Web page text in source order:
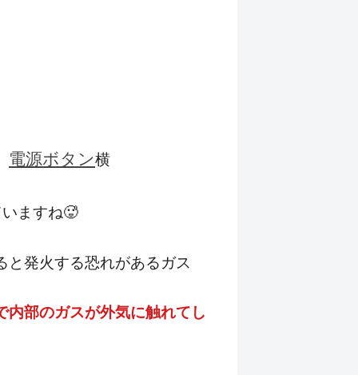
電源ボタン横
ますね🥵
と発火する恐れがあるガス
内部のガスが外気に触れてし